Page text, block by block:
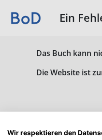
Ein
Das Buch kann
Die Website ist
Wir respektieren den